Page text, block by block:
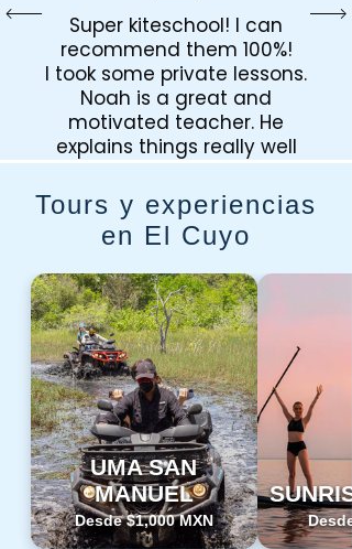
Super kiteschool! I can
recommend them 100%!
I took some private lessons.
Noah is a great and
motivated teacher. He
explains things really well
and gives you a lot of
confidence. He's also in a
good mood and you can
feel how passionate he is
about the sport!
I really enjoyed it! Thank
you Noah!
ver más
Tours y experiencias
en El Cuyo
UMA SAN
MANUEL
Desde $1,000 MXN